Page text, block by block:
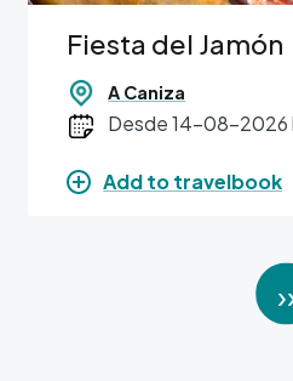
Fiesta del Jamón
A Caniza
Desde 14-08-
Add to travelbook